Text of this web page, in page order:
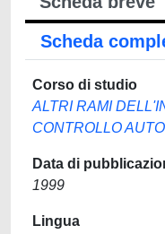
Scheda
Corso di studio
ALTRI RAMI
CONTROLLO
Data di
1999
Lingua